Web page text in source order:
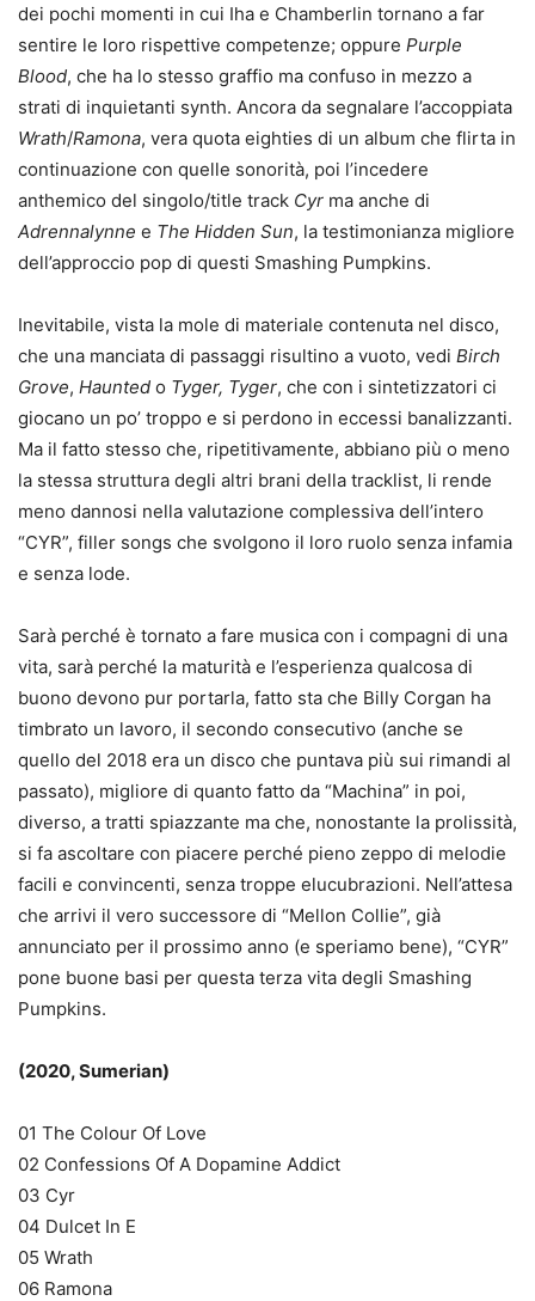
dei pochi momenti in cui Iha e Chamberlin tornano a far
sentire le loro rispettive competenze; oppure Purple
Blood, che ha lo stesso graffio ma confuso in mezzo a
strati di inquietanti synth. Ancora da segnalare l’accoppiata
Wrath/Ramona, vera quota eighties di un album che flirta in
continuazione con quelle sonorità, poi l’incedere
anthemico del singolo/title track Cyr ma anche di
Adrennalynne e The Hidden Sun, la testimonianza migliore
dell’approccio pop di questi Smashing Pumpkins.
Inevitabile, vista la mole di materiale contenuta nel disco,
che una manciata di passaggi risultino a vuoto, vedi Birch
Grove, Haunted o Tyger, Tyger, che con i sintetizzatori ci
giocano un po’ troppo e si perdono in eccessi banalizzanti.
Ma il fatto stesso che, ripetitivamente, abbiano più o meno
la stessa struttura degli altri brani della tracklist, li rende
meno dannosi nella valutazione complessiva dell’intero
“CYR”, filler songs che svolgono il loro ruolo senza infamia
e senza lode.
Sarà perché è tornato a fare musica con i compagni di una
vita, sarà perché la maturità e l’esperienza qualcosa di
buono devono pur portarla, fatto sta che Billy Corgan ha
timbrato un lavoro, il secondo consecutivo (anche se
quello del 2018 era un disco che puntava più sui rimandi al
passato), migliore di quanto fatto da “Machina” in poi,
diverso, a tratti spiazzante ma che, nonostante la prolissità,
si fa ascoltare con piacere perché pieno zeppo di melodie
facili e convincenti, senza troppe elucubrazioni. Nell’attesa
che arrivi il vero successore di “Mellon Collie”, già
annunciato per il prossimo anno (e speriamo bene), “CYR”
pone buone basi per questa terza vita degli Smashing
Pumpkins.
(2020, Sumerian)
01 The Colour Of Love
02 Confessions Of A Dopamine Addict
03 Cyr
04 Dulcet In E
05 Wrath
06 Ramona